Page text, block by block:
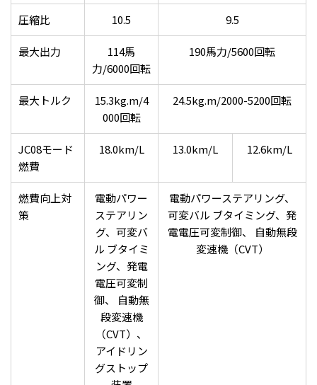
圧縮比 10.5 9.5
最大出力
114馬
力/6000回転
190馬力/5600回転
最大トルク
15.3kg.m/4
000回転
24.5kg.m/2000-5200回転
JC08モード
燃費
18.0km/L 13.0km/L 12.6km/L
燃費向上対
策
電動パワー
ステアリン
グ、可変バ
ル ブタイミ
ング、発電
電圧可変制
御、 自動無
段変速機
（CVT）、
アイドリン
グストップ
電動パワーステアリング、
可変バル ブタイミング、発
電電圧可変制御、 自動無段
変速機（CVT）